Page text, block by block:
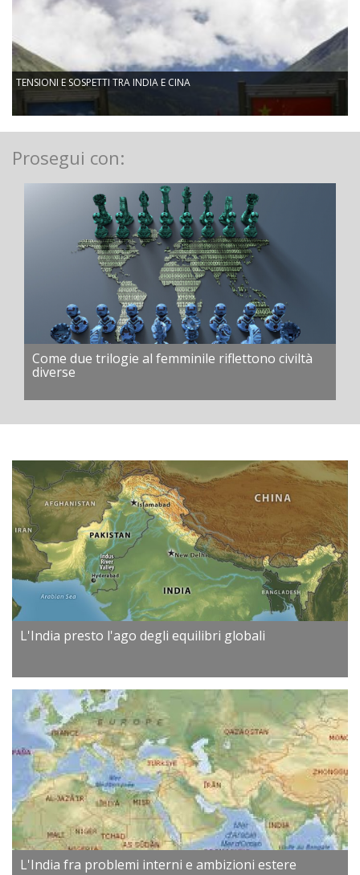
TENSIONI E SOSPETTI TRA INDIA E CINA
Prosegui con:
Come due trilogie al femminile riflettono civiltà
diverse
L'India presto l'ago degli equilibri globali
L'India fra problemi interni e ambizioni estere